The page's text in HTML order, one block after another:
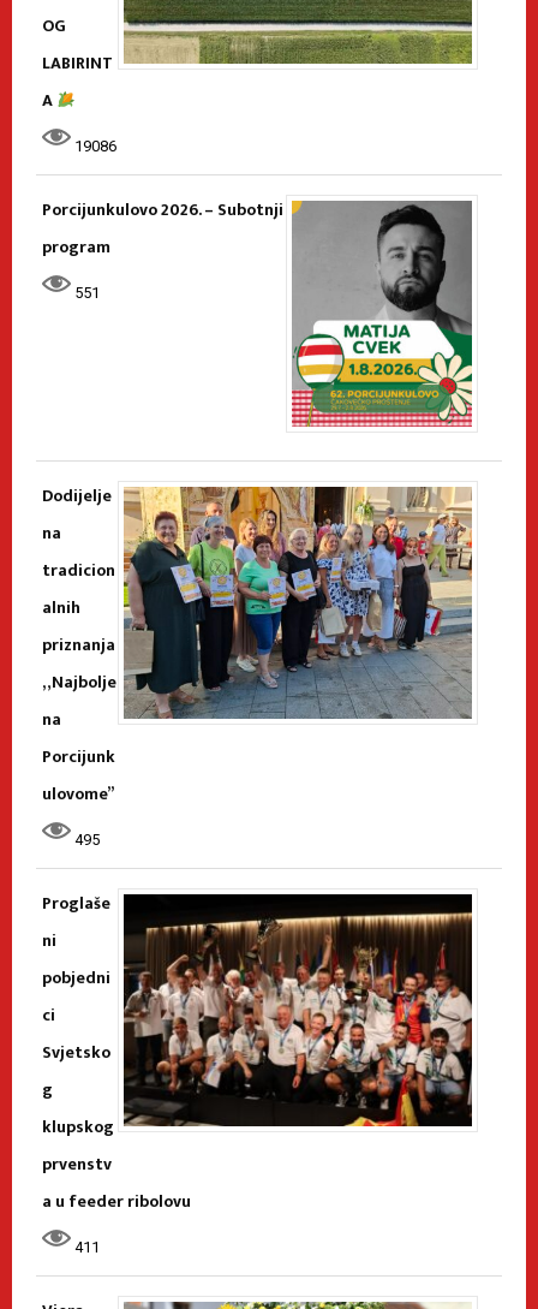
OG
LABIRINT
A
19086
Porcijunkulovo 2026. – Subotnji
program
551
Dodijelje
na
tradicion
alnih
priznanja
„Najbolje
na
Porcijunk
ulovome”
495
Proglaše
ni
pobjedni
ci
Svjetsko
g
klupskog
prvenstv
a u feeder ribolovu
411